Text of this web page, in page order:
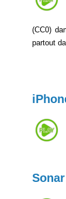
(CC0)
partout